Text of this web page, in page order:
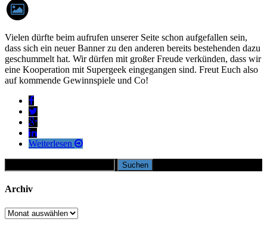
Vielen dürfte beim aufrufen unserer Seite schon aufgefallen sein,
dass sich ein neuer Banner zu den anderen bereits bestehenden dazu
geschummelt hat. Wir dürfen mit großer Freude verkünden, dass wir
eine Kooperation mit Supergeek eingegangen sind. Freut Euch also
auf kommende Gewinnspiele und Co!
Weiterlesen
Suchen
nach:
Archiv
Archiv